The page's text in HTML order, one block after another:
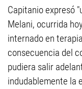
Capitanio expresó
Melani, ocurrida
internado en
consecuencia del
pudiera salir
indudablemente la